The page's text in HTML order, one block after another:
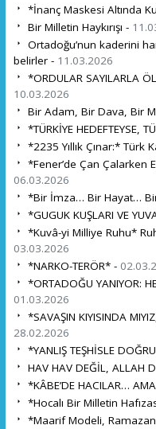
*İnanç Maskesi Altında
Bir Milletin Haykırışı -
Ortadoğu’nun kaderini
belirler - 11.03.2026
*ORDULAR SAYILARLA
10.03.2026
Bir Adam, Bir Dava, Bir
*TÜRKİYE HEDEFTEYSE,
*2235 Yıllık Çınar:* Türk
*Fener’de Çan Çalarken
06.03.2026
*Bir İmza… Bir Hayat…
*GUGUK KUŞLARI VE
*Kuvâ-yi Milliye Ruhu*
03.03.2026
*NARKO-TERÖR* -
*ORTADOĞU YANIYOR:
01.03.2026
*SAVAŞIN KIYISINDA
28.02.2026
*YANLIŞ TEŞHİSLE
HAV HAV DEĞİL, ALLAH
*KÂBE’DE HACILAR…
*Hocalı Bir Milletin
*Maarif Modeli,